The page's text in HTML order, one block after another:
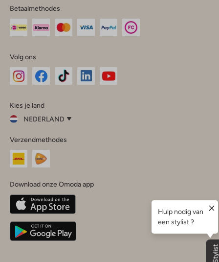
Betaalmethodes
Volg ons
InstagramFacebook
Kies je land
NEDERLAND
je
land
Nederland
Belgique(Français)
Deutschland
Verzendmethodes
Download onze Omoda app